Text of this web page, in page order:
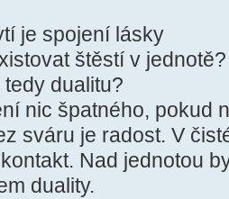
je spojení lásky
štěstí v
dualitu?
nic špatného, ​​pokud
sváru je radost. V
Nad jednotou
duality.